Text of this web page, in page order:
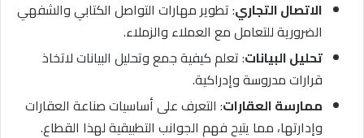
الاتصال التجاري: تطوير مهارات التواصل الكتابي والشفهي
الضرورية للتعامل مع العملاء والزملاء.
تحليل البيانات: تعلم كيفية جمع وتحليل البيانات لاتخاذ
قرارات مدروسة وإدراكية.
ممارسة العقارات: التعرف على أساسيات صناعة العقارات
وإدارتها، مما يتيح فهم الجوانب التطبيقية لهذا القطاع.